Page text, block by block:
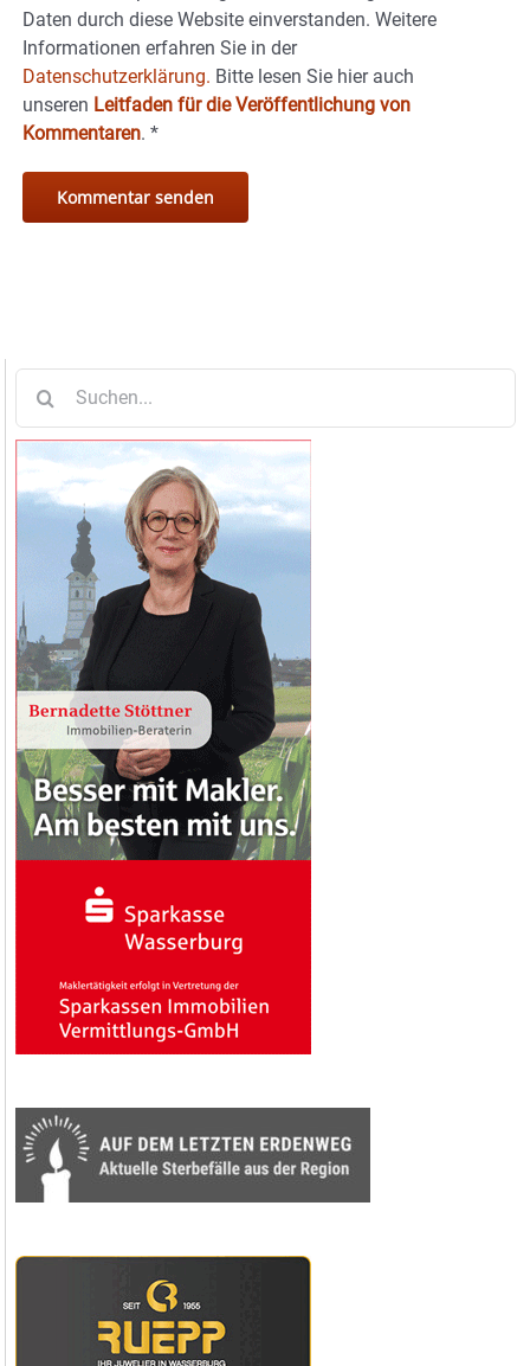
Daten durch diese Website einverstanden. Weitere
Informationen erfahren Sie in der
Datenschutzerklärung. Bitte lesen Sie hier auch
unseren Leitfaden für die Veröffentlichung von
Kommentaren. *
nach: